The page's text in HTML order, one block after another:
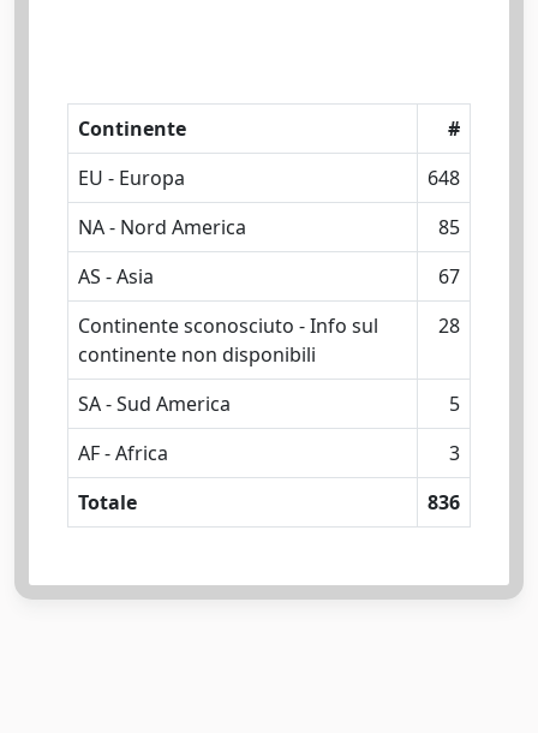
Continente
#
EU - Europa
648
NA - Nord America
85
AS - Asia
67
Continente sconosciuto - Info sul
continente non disponibili
28
SA - Sud America
5
AF - Africa
3
Totale
836